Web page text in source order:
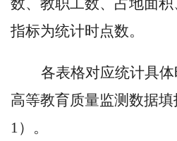
数、教职工数、占地面
指标为统计时点数。
各表格对应统计具
高等教育质量监测数据
1）。